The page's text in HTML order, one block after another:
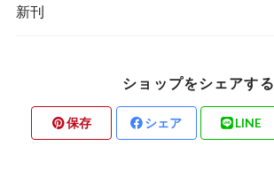
ポーランド
新刊
ショップをシェアする
保存 シェア LINE